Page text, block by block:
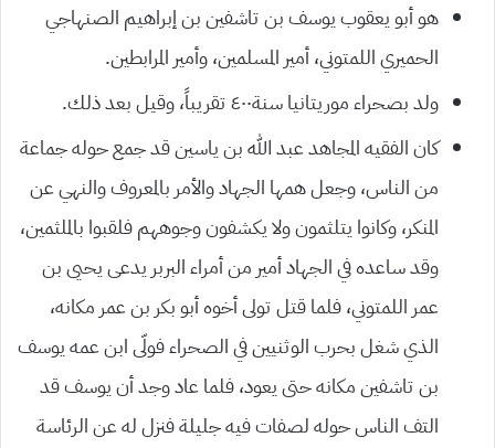
هو أبو يعقوب يوسف بن تاشفين بن إبراهيم الصنهاجي
الحميري اللمتوني، أمير المسلمين، وأمير المرابطين.
ولد بصحراء موريتانيا سنة٤٠٠ تقريباً، وقيل بعد ذلك.
كان الفقيه المجاهد عبد الله بن ياسين قد جمع حوله جماعة
من الناس، وجعل همها الجهاد والأمر بالمعروف والنهي عن
المنكر، وكانوا يتلثمون ولا يكشفون وجوههم فلقبوا بالملثمين،
وقد ساعده في الجهاد أمير من أمراء البربر يدعى يحيى بن
عمر اللمتوني، فلما قتل تولى أخوه أبو بكر بن عمر مكانه،
الذي شغل بحرب الوثنيين في الصحراء فولّى ابن عمه يوسف
بن تاشفين مكانه حتى يعود، فلما عاد وجد أن يوسف قد
التف الناس حوله لصفات فيه جليلة فنزل له عن الرئاسة